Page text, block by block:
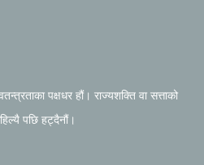
पक्षधर हौं। राज्यशक्ति वा सत्ताको
पछि हट्दैनौं।